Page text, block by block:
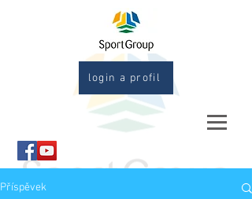
login a profil
Příspěvek